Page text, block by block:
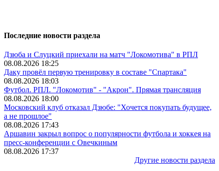
Последние новости раздела
Дзюба и Слуцкий приехали на матч "Локомотива" в РПЛ
08.08.2026 18:25
Даку провёл первую тренировку в составе "Спартака"
08.08.2026 18:03
Футбол. РПЛ. "Локомотив" - "Акрон". Прямая трансляция
08.08.2026 18:00
Московский клуб отказал Дзюбе: "Хочется покупать будущее,
а не прошлое"
08.08.2026 17:43
Аршавин закрыл вопрос о популярности футбола и хоккея на
пресс-конференции с Овечкиным
08.08.2026 17:37
Другие новости раздела